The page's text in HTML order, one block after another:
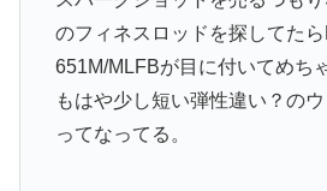
のフィネスロッドを探してた
651M/MLFBが目に付いてめち
もはや少し短い弾性違い？のウ
ってなってる。